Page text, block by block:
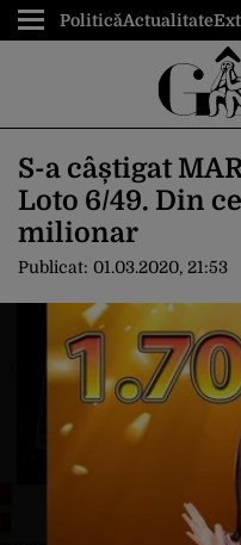
PoliticăActualitate
S-a câștigat
Loto 6/49. Din
milionar
Publicat: 01.03.2020, 21:53